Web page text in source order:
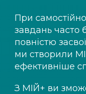
При
завдань часто
повністю
ми створили
ефективніше
З МІЙ+ ви